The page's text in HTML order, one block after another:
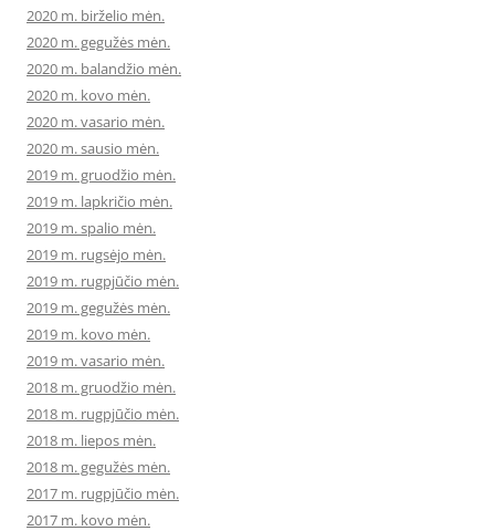
2020 m. birželio mėn.
2020 m. gegužės mėn.
2020 m. balandžio mėn.
2020 m. kovo mėn.
2020 m. vasario mėn.
2020 m. sausio mėn.
2019 m. gruodžio mėn.
2019 m. lapkričio mėn.
2019 m. spalio mėn.
2019 m. rugsėjo mėn.
2019 m. rugpjūčio mėn.
2019 m. gegužės mėn.
2019 m. kovo mėn.
2019 m. vasario mėn.
2018 m. gruodžio mėn.
2018 m. rugpjūčio mėn.
2018 m. liepos mėn.
2018 m. gegužės mėn.
2017 m. rugpjūčio mėn.
2017 m. kovo mėn.